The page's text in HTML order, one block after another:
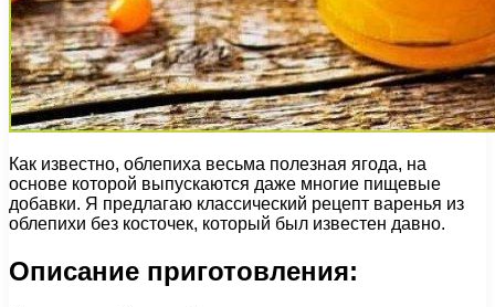
Как известно, облепиха весьма полезная ягода, на
основе которой выпускаются даже многие пищевые
добавки. Я предлагаю классический рецепт варенья из
облепихи без косточек, который был известен давно.
Описание приготовления: